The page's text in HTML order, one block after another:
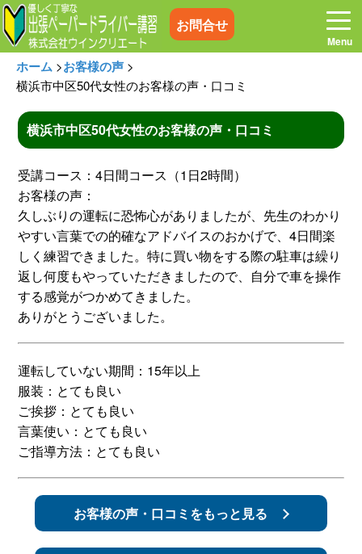
お問合せ
ホーム お電話はこちら
プログラム
お客様の声 コラム&トピックス
よくある質問
出張地域 メディア紹介
スタッフ紹介
簡易補助ブレーキと
は
新着情報 会社概要
ホーム >お客様の声 >
横浜市中区50代女性のお客様の声・口コミ
横浜市中区50代女性のお客様の声・口コミ
受講コース：4日間コース（1日2時間）
お客様の声：
久しぶりの運転に恐怖心がありましたが、先生のわかり
やすい言葉での的確なアドバイスのおかげで、4日間楽
しく練習できました。特に買い物をする際の駐車は繰り
返し何度もやっていただきましたので、自分で車を操作
する感覚がつかめてきました。
ありがとうございました。
運転していない期間：15年以上
服装：とても良い
ご挨拶：とても良い
言葉使い：とても良い
ご指導方法：とても良い
お客様の声・口コミをもっと見る